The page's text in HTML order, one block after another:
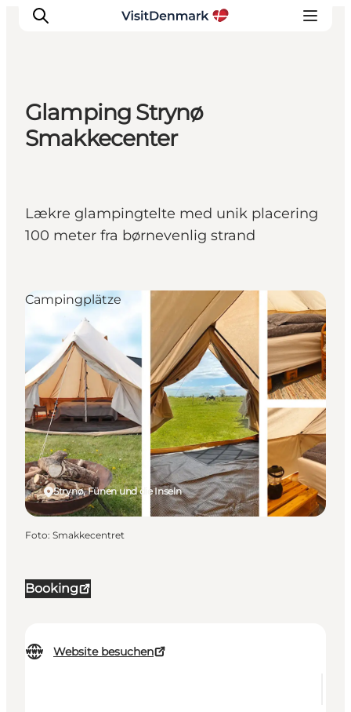
Inspiration
Reiseplanung
Glamping Strynø
Smakkecenter
Lækre glampingtelte med unik placering
100 meter fra børnevenlig strand
Booking
Website besuchen
Strynø, Fünen und die Inseln
Campingplätze
Foto: Smakkecentret